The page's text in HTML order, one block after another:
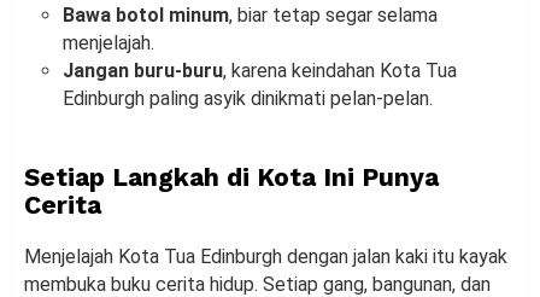
Bawa botol minum, biar tetap segar selama
menjelajah.
Jangan buru-buru, karena keindahan Kota Tua
Edinburgh paling asyik dinikmati pelan-pelan.
Setiap Langkah di Kota Ini Punya
Cerita
Menjelajah Kota Tua Edinburgh dengan jalan kaki itu kayak
membuka buku cerita hidup. Setiap gang, bangunan, dan